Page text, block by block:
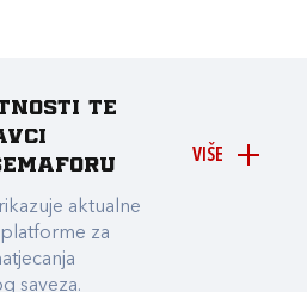
VIŠE
te
aktualne
za
saveza.